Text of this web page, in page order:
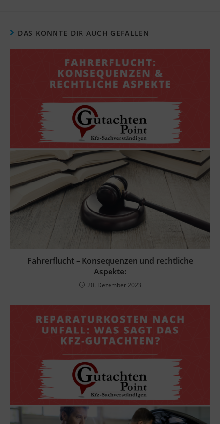
DAS KÖNNTE DIR AUCH GEFALLEN
Fahrerflucht – Konsequenzen und rechtliche
Aspekte:
20. Dezember 2023